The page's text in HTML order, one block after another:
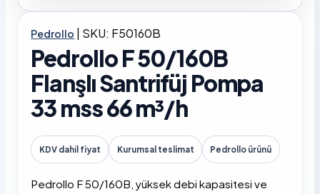
Pedrollo | SKU: F50160B
Pedrollo F 50/160B
Flanşlı Santrifüj Pompa
33 mss 66 m³/h
KDV dahil fiyat Kurumsal teslimat Pedrollo ürünü
Pedrollo F 50/160B, yüksek debi kapasitesi ve